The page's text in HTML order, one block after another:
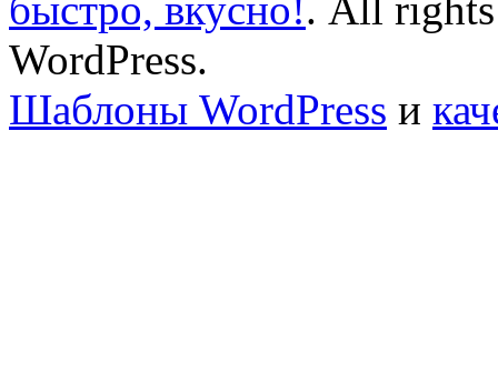
быстро, вкусно!. All rights
WordPress.
Шаблоны WordPress и